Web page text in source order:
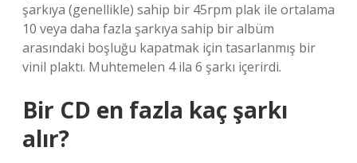
şarkıya (genellikle) sahip bir 45rpm plak ile ortalama
10 veya daha fazla şarkıya sahip bir albüm
arasındaki boşluğu kapatmak için tasarlanmış bir
vinil plaktı. Muhtemelen 4 ila 6 şarkı içerirdi.
Bir CD en fazla kaç şarkı
alır?